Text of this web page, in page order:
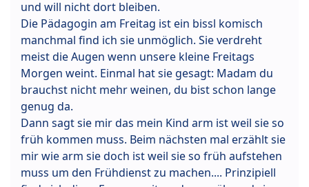
und will nicht dort bleiben.
Die Pädagogin am Freitag ist ein bissl komisch
manchmal find ich sie unmöglich. Sie verdreht
meist die Augen wenn unsere kleine Freitags
Morgen weint. Einmal hat sie gesagt: Madam du
brauchst nicht mehr weinen, du bist schon lange
genug da.
Dann sagt sie mir das mein Kind arm ist weil sie so
früh kommen muss. Beim nächsten mal erzählt sie
mir wie arm sie doch ist weil sie so früh aufstehen
muss um den Frühdienst zu machen.... Prinzipiell